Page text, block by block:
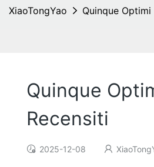
XiaoTongYao Quinque
Quinque
Recensiti
2025-12-08